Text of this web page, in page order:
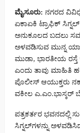
ಮೈಸೂರು: ನಗರದ
ಏಕಾಏಕಿ ಟ್ರಾಫಿಕ್
ಅನುಕೂಲದ ಬದಲು
ಅಳವಡಿಸುವ ಮುನ್ನ
ಮುಡಾ, ಭಾರತೀಯ
ಎಂದು ತಾವು ಮಾಹಿತಿ
ಪೊಲೀಸ್ ಆಯುಕ್ತರು
ವಕೀಲ ಎ.ಎಂ.ಭಾಸ್ಕರ್
ಪತ್ರಕರ್ತರ ಭವನದಲ್ಲಿ
ಸಿಗ್ನಲ್‌ಗಳನ್ನು